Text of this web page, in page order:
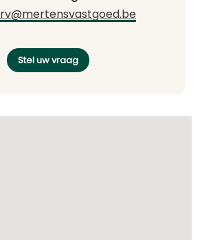
rv@mertensvastgoed.be
Stel uw vraag